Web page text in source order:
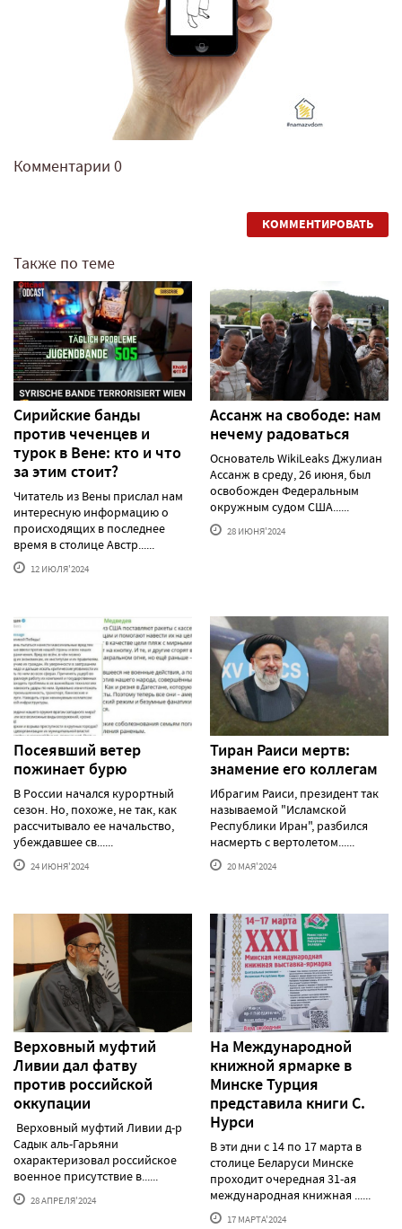
Комментарии 0
КОММЕНТИРОВАТЬ
Также по теме
Сирийские банды
против чеченцев и
турок в Вене: кто и что
за этим стоит?
Читатель из Вены прислал нам
интересную информацию о
происходящих в последнее
время в столице Австр......
12 ИЮЛЯ'2024
Ассанж на свободе: нам
нечему радоваться
Основатель WikiLeaks Джулиан
Ассанж в среду, 26 июня, был
освобожден Федеральным
окружным судом США......
28 ИЮНЯ'2024
Посеявший ветер
пожинает бурю
В России начался курортный
сезон. Но, похоже, не так, как
рассчитывало ее начальство,
убеждавшее св......
24 ИЮНЯ'2024
Тиран Раиси мертв:
знамение его коллегам
Ибрагим Раиси, президент так
называемой "Исламской
Республики Иран", разбился
насмерть с вертолетом......
20 МАЯ'2024
Верховный муфтий
Ливии дал фатву
против российской
оккупации
Верховный муфтий Ливии д-р
Садык аль-Гарьяни
охарактеризовал российское
военное присутствие в......
28 АПРЕЛЯ'2024
На Международной
книжной ярмарке в
Минске Турция
представила книги С.
Нурси
В эти дни с 14 по 17 марта в
столице Беларуси Минске
проходит очередная 31-ая
международная книжная ......
17 МАРТА'2024